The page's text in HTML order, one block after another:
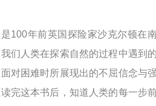
100年前英国探险家沙克尔顿在
们人类在探索自然的过程中遇到
对困难时所展现出的不屈信念与
完这本书后，知道人类的每一步